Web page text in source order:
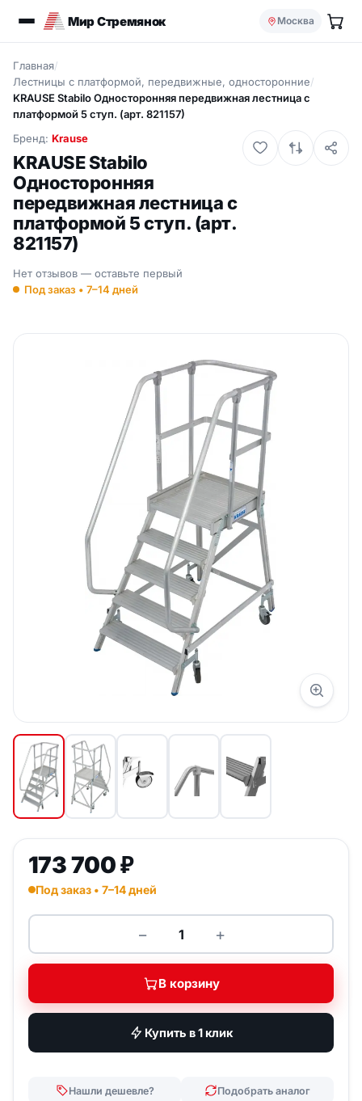
Мир Стремянок Москва
Главная/
Лестницы с платформой, передвижные, односторонние/
KRAUSE Stabilo Односторонняя передвижная лестница с
платформой 5 ступ. (арт. 821157)
Бренд: Krause
KRAUSE Stabilo
Односторонняя
передвижная лестница с
платформой 5 ступ. (арт.
821157)
Нет отзывов — оставьте первый
Под заказ • 7–14 дней
173 700₽
Под заказ • 7–14 дней
Количество товара KRAUSE
− +
В корзину
Купить в 1 клик
Нашли дешевле? Подобрать аналог